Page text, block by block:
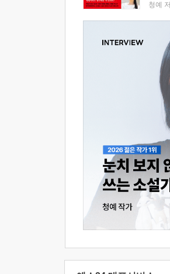
청예 저